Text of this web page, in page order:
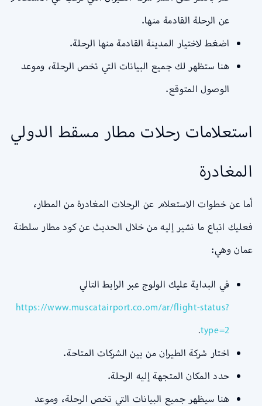
عن الرحلة القادمة منها.
اضغط لاختيار المدينة القادمة منها الرحلة.
هنا ستظهر لك جميع البيانات التي تخص الرحلة، وموعد
الوصول المتوقع.
استعلامات رحلات مطار مسقط الدولي
المغادرة
أما عن خطوات الاستعلام عن الرحلات المغادرة من المطار،
فعليك اتباع ما نشير إليه من خلال الحديث عن كود مطار سلطنة
عمان وهي:
في البداية عليك الولوج عبر الرابط التالي
https://www.muscatairport.co.om/ar/flight-status?
type=2
.
اختار شركة الطيران من بين الشركات المتاحة.
حدد المكان المتجهة إليه الرحلة.
هنا سيظهر جميع البيانات التي تخص الرحلة، وموعد